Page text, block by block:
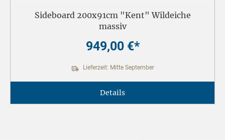
Sideboard 200x91cm "Kent" Wildeiche
massiv
949,00 €*
Lieferzeit: Mitte September
Details